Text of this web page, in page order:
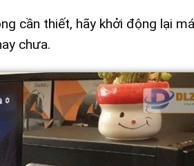
cần thiết, hãy khởi động lại
chưa.